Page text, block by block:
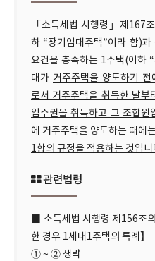
「소득세법 시행령」제167
하 “장기임대주택”이라 함)
요건을 충족하는 1주택(이하
대가 거주주택을 양도하기
로서 거주주택을 취득한 날
입주권을 취득하고 그 조합원
에 거주주택을 양도하는 때에
1항의 규정을 적용하는 것입니
관련법령
■ 소득세법 시행령 제156조
한 경우 1세대1주택의 특례】
① ~ ② 생략